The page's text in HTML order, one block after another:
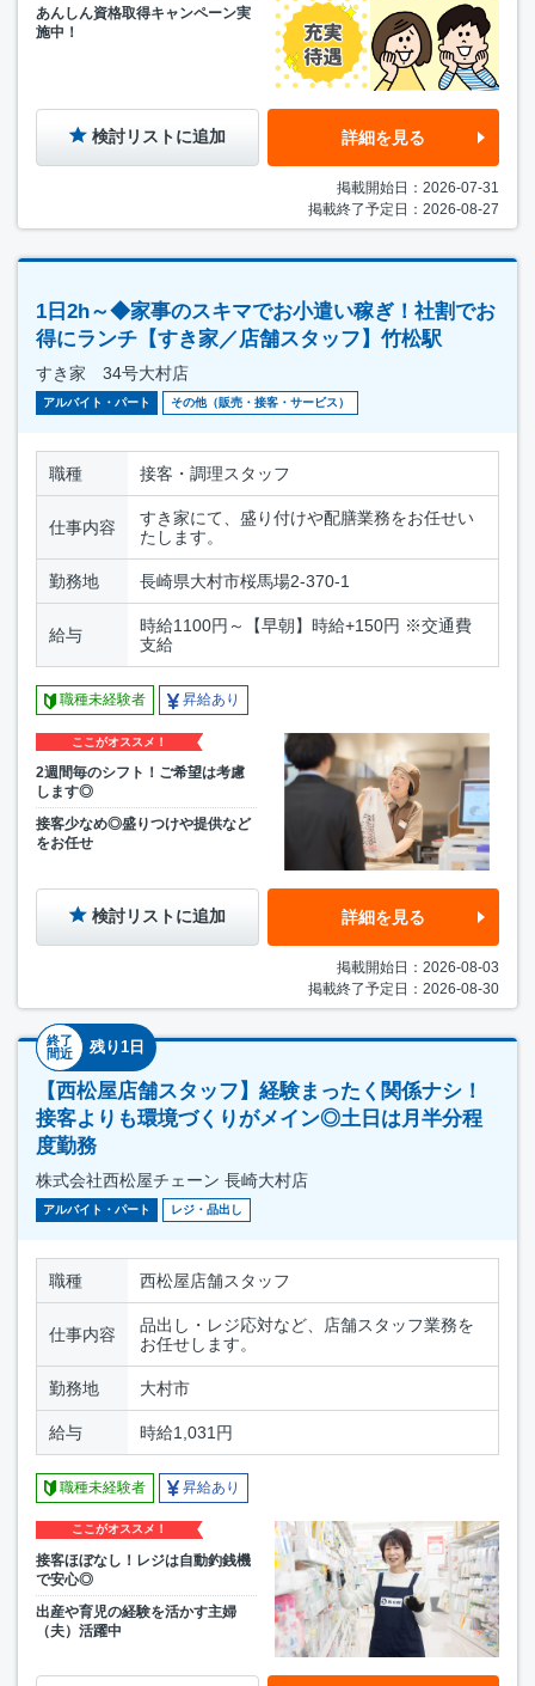
あんしん資格取得キャンペーン実
施中！
検討リストに追加 詳細を見る
掲載開始日：2026-07-31
掲載終了予定日：2026-08-27
1日2h～◆家事のスキマでお小遣い稼ぎ！社割でお
得にランチ【すき家／店舗スタッフ】竹松駅
すき家 34号大村店
アルバイト・パート その他（販売・接客・サービス）
職種 接客・調理スタッフ
仕事内容
すき家にて、盛り付けや配膳業務をお任せい
たします。
勤務地 長崎県大村市桜馬場2-370-1
給与
時給1100円～【早朝】時給+150円 ※交通費
支給
職種未経験者 昇給あり
ここがオススメ！
2週間毎のシフト！ご希望は考慮
します◎
接客少なめ◎盛りつけや提供など
をお任せ
検討リストに追加 詳細を見る
掲載開始日：2026-08-03
掲載終了予定日：2026-08-30
終了
間近
残り1日
【西松屋店舗スタッフ】経験まったく関係ナシ！
接客よりも環境づくりがメイン◎土日は月半分程
度勤務
株式会社西松屋チェーン 長崎大村店
アルバイト・パート レジ・品出し
職種 西松屋店舗スタッフ
仕事内容
品出し・レジ応対など、店舗スタッフ業務を
お任せします。
勤務地 大村市
給与 時給1,031円
職種未経験者 昇給あり
ここがオススメ！
接客ほぼなし！レジは自動釣銭機
で安心◎
出産や育児の経験を活かす主婦
（夫）活躍中